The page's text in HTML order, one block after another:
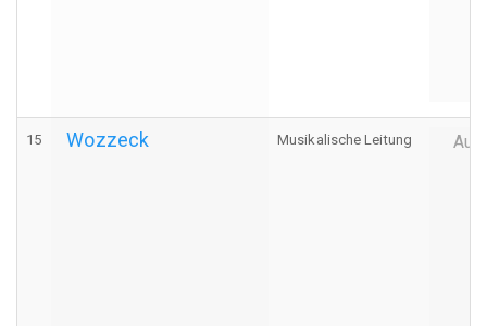
15 Wozzeck Musikalische Leitung